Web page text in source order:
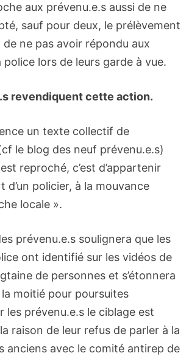
aux prévenu.e.s aussi de ne
sauf pour deux, le prélèvement
de ne pas avoir répondu aux
police lors de leurs garde à vue.
revendiquent cette action.
un texte collectif de
le blog des neuf prévenu.e.s)
reproché, c’est d’appartenir
d’un policier, à la mouvance
locale ».
prévenu.e.s soulignera que les
ont identifié sur les vidéos de
de personnes et s’étonnera
moitié pour poursuites
les prévenu.e.s le ciblage est
raison de leur refus de parler à la
anciens avec le comité antirep de